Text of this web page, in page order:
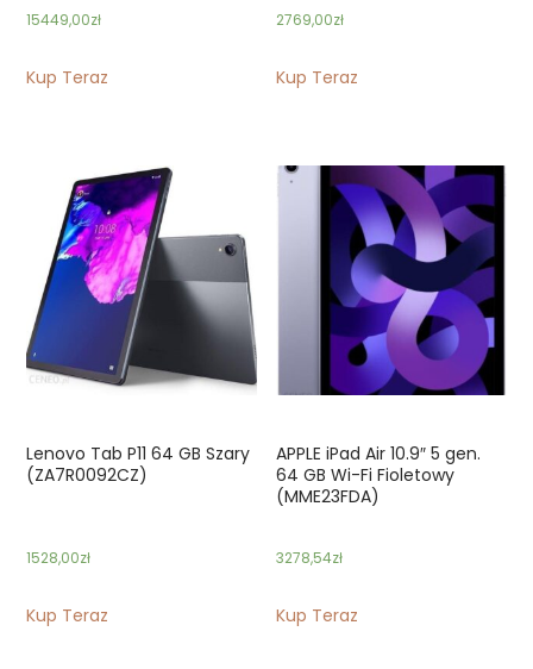
15449,00zł
Kup Teraz
2769,00zł
Kup Teraz
Lenovo Tab P11 64 GB Szary
(ZA7R0092CZ)
1528,00zł
Kup Teraz
APPLE iPad Air 10.9″ 5 gen.
64 GB Wi-Fi Fioletowy
(MME23FDA)
3278,54zł
Kup Teraz